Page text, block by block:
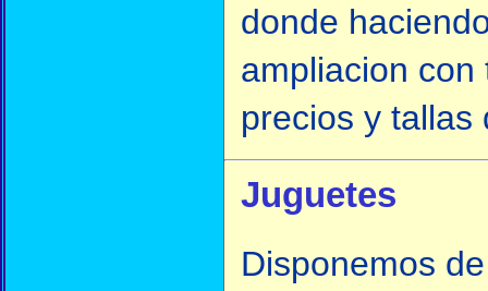
donde
ampliacion
precios y tallas
Juguetes
Disponemos